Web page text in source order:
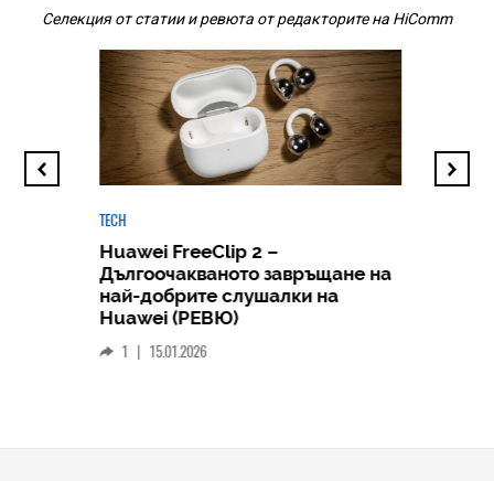
Селекция от статии и ревюта от редакторите на HiComm
TECH
Huawei FreeClip 2 –
Дългоочакваното завръщане на
най-добрите слушалки на
Huawei (РЕВЮ)
1 15.01.2026